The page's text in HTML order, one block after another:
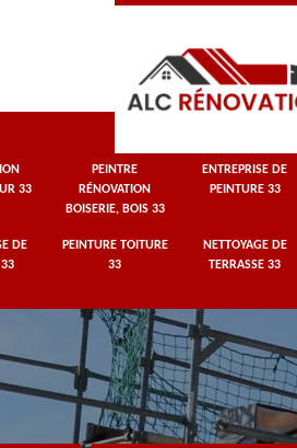
33
PEINTRE
RÉNOVATION
BOISERIE, BOIS 33
ENTREPRISE DE
PEINTURE 33
DE
33
PEINTURE TOITURE
33
NETTOYAGE DE
TERRASSE 33